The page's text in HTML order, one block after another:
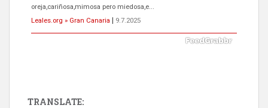
oreja,cariñosa,mimosa pero miedosa,e...
Leales.org » Gran Canaria
9.7.2025
TRANSLATE: